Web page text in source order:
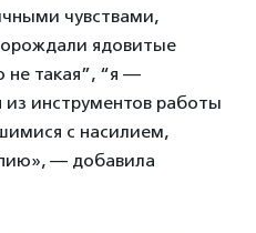
чувствами,
ядовитые
не такая”, “я —
инструментов работы
с насилием,
— добавила